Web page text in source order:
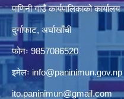
पाणिनी गाउँ कार्यपालिकाको कार्यालय
दुर्गाफाट, अर्घाखाँची
फोनः 9857086520
इमेलः info@paninimun.gov.np
ito.paninimun@gmail.com